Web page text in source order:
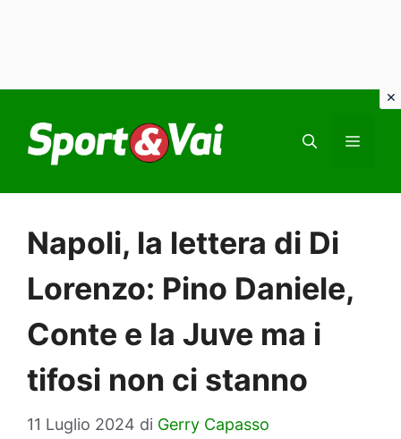
contenuto
Napoli, la lettera di Di
Lorenzo: Pino Daniele,
Conte e la Juve ma i
tifosi non ci stanno
11 Luglio 2024 di Gerry Capasso